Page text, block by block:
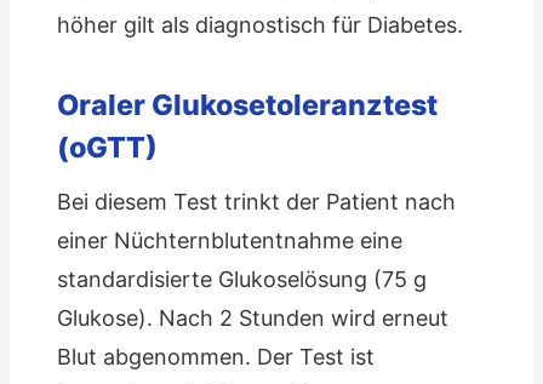
höher gilt als diagnostisch für Diabetes.
Oraler Glukosetoleranztest
(oGTT)
Bei diesem Test trinkt der Patient nach
einer Nüchternblutentnahme eine
standardisierte Glukoselösung (75 g
Glukose). Nach 2 Stunden wird erneut
Blut abgenommen. Der Test ist